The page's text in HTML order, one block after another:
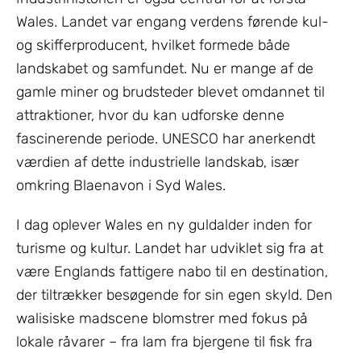
Wales. Landet var engang verdens førende kul-
og skifferproducent, hvilket formede både
landskabet og samfundet. Nu er mange af de
gamle miner og brudsteder blevet omdannet til
attraktioner, hvor du kan udforske denne
fascinerende periode. UNESCO har anerkendt
værdien af dette industrielle landskab, især
omkring Blaenavon i Syd Wales.
I dag oplever Wales en ny guldalder inden for
turisme og kultur. Landet har udviklet sig fra at
være Englands fattigere nabo til en destination,
der tiltrækker besøgende for sin egen skyld. Den
walisiske madscene blomstrer med fokus på
lokale råvarer – fra lam fra bjergene til fisk fra